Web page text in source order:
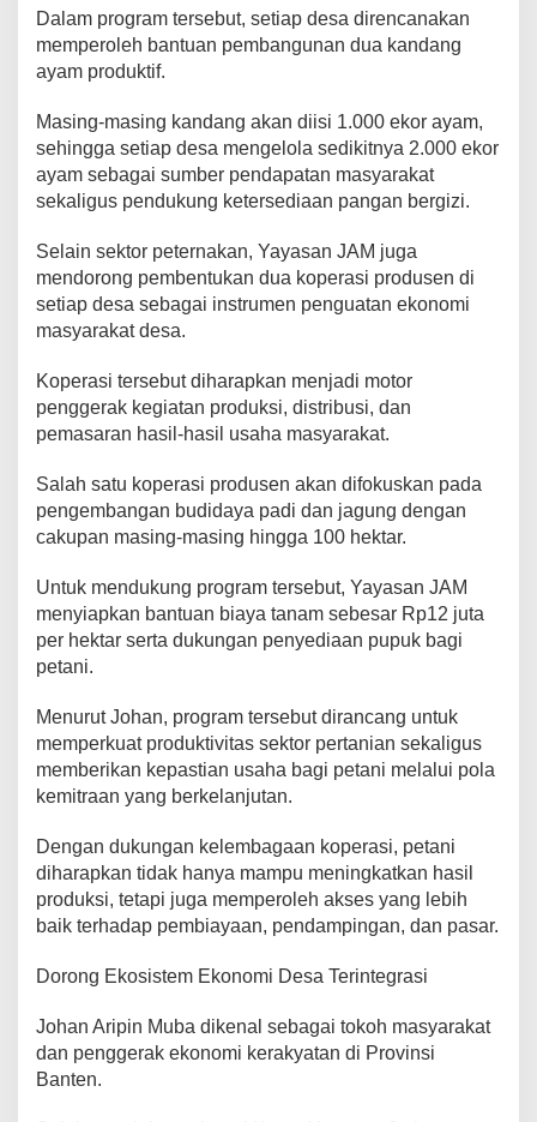
Dalam program tersebut, setiap desa direncanakan
memperoleh bantuan pembangunan dua kandang
ayam produktif.
Masing-masing kandang akan diisi 1.000 ekor ayam,
sehingga setiap desa mengelola sedikitnya 2.000 ekor
ayam sebagai sumber pendapatan masyarakat
sekaligus pendukung ketersediaan pangan bergizi.
Selain sektor peternakan, Yayasan JAM juga
mendorong pembentukan dua koperasi produsen di
setiap desa sebagai instrumen penguatan ekonomi
masyarakat desa.
Koperasi tersebut diharapkan menjadi motor
penggerak kegiatan produksi, distribusi, dan
pemasaran hasil-hasil usaha masyarakat.
Salah satu koperasi produsen akan difokuskan pada
pengembangan budidaya padi dan jagung dengan
cakupan masing-masing hingga 100 hektar.
Untuk mendukung program tersebut, Yayasan JAM
menyiapkan bantuan biaya tanam sebesar Rp12 juta
per hektar serta dukungan penyediaan pupuk bagi
petani.
Menurut Johan, program tersebut dirancang untuk
memperkuat produktivitas sektor pertanian sekaligus
memberikan kepastian usaha bagi petani melalui pola
kemitraan yang berkelanjutan.
Dengan dukungan kelembagaan koperasi, petani
diharapkan tidak hanya mampu meningkatkan hasil
produksi, tetapi juga memperoleh akses yang lebih
baik terhadap pembiayaan, pendampingan, dan pasar.
Dorong Ekosistem Ekonomi Desa Terintegrasi
Johan Aripin Muba dikenal sebagai tokoh masyarakat
dan penggerak ekonomi kerakyatan di Provinsi
Banten.